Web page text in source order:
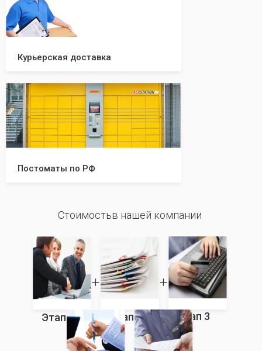
Курьерская доставка
Постоматы по РФ
Стоимостьв нашей компании
Этап 1 Этап 2 Этап 3